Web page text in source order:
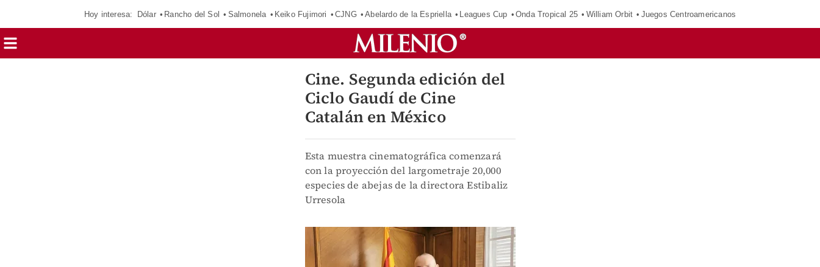
Hoy interesa: Dólar Rancho del Sol Salmonela Keiko Fujimori CJNG Abelardo de la Espriella Leagues Cup Onda Tropical 25 William Orbit Juegos Centroamericanos
Cine. Segunda edición del
Ciclo Gaudí de Cine
Catalán en México
Esta muestra cinematográfica comenzará
con la proyección del largometraje 20,000
especies de abejas de la directora Estibaliz
Urresola